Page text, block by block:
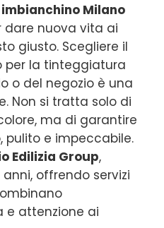
imbianchino Milano
dare nuova vita ai
giusto. Scegliere il
per la tinteggiatura
o del negozio è una
Non si tratta solo di
ma di garantire
pulito e impeccabile.
Edilizia Group,
offrendo servizi
e attenzione ai